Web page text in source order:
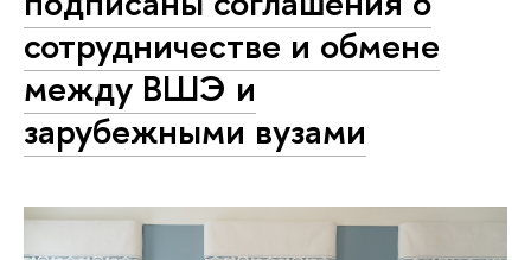
сотрудничестве и обмене
между ВШЭ и
зарубежными вузами